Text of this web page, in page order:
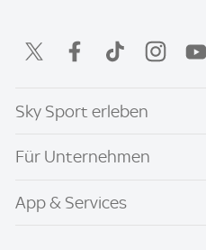
Sky Sport erleben
Für Unternehmen
App & Services